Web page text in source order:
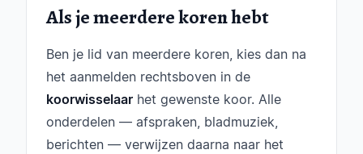
Als je meerdere koren hebt
Ben je lid van meerdere koren, kies dan na
het aanmelden rechtsboven in de
koorwisselaar het gewenste koor. Alle
onderdelen — afspraken, bladmuziek,
berichten — verwijzen daarna naar het